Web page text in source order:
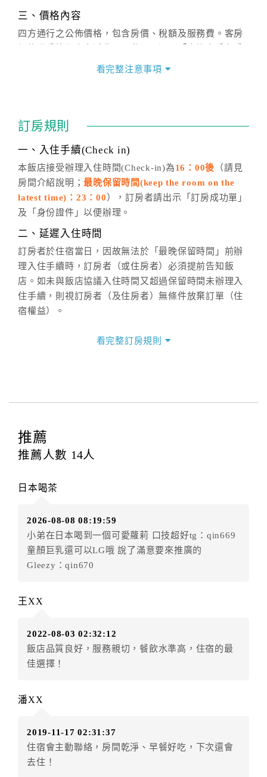
三、價格內容
四方通行之公佈價格，包含房價、稅額及服務費。客房
價」之當日價格為標準。
話方式異動訂單。
※非客服時間之申辦異動，皆為次日計算及辦理。
五、客服時間
週一至週日，上午9:00～晚上6:00
六、聯絡方式
(07)9682715 。
看完整注意事項
訂房規則
一、入住手續(Check in)
本飯店接受辦理入住時間(Check-in)為16：00後 （請見
房間介紹說明；最晚保留時間(keep the room on the
latest time)：23：00 ），訂房者請出示「訂房成功單」
及「身份證件」以便辦理。
二、延遲入住時間
訂房者於住宿當日，因故無法於「最晚保留時間」前辦
理入住手續時，訂房者（或住房者）必須提前告知飯
店。如未與飯店協議入住時間又超過保留時間未辦理入
住手續，則視訂房者（及住房者）無條件放棄訂單（住
宿權益）。
四、訂單異動
提出申辦不得異動訂單。
每筆訂單異動限定
辦理取消退款。
房者應補足差額。（限原訂飯店）
房者不得要求退其差額。（限原訂飯店）
五、保留住宿權益(保留住房)
．訂房者因故辦理訂單異動，本飯店可接受
．訂房者使用「保留住宿金額」時，請注意！為避免飯
件放棄訂單（住宿權益）。 （限原訂飯店使用）
．每筆訂單異動限定乙次，限原訂飯店，異動完成後不
得辦理取消退款。
訂房者應補足差額。 限原訂飯店
六、取消訂單
訂房者因故取消訂單辦理退款，依下列標準申辦：
看完整訂房規則
推薦
推薦人數 14人
日本喝茶
2026-08-08 08:19:59
小弟在日本喝到一個可愛蘿莉 口技超好tg：qin669
童顏巨乳還可以LG哦 說了滿意要來推廣的
Gleezy：qin670
王XX
2022-08-03 02:32:12
飯店品質良好，服務親切，餐飲水準高，住宿的最
佳選擇！
潘XX
2019-11-17 02:31:37
住宿會主動聯絡，房間乾淨、早餐好吃，下次還會
去住！